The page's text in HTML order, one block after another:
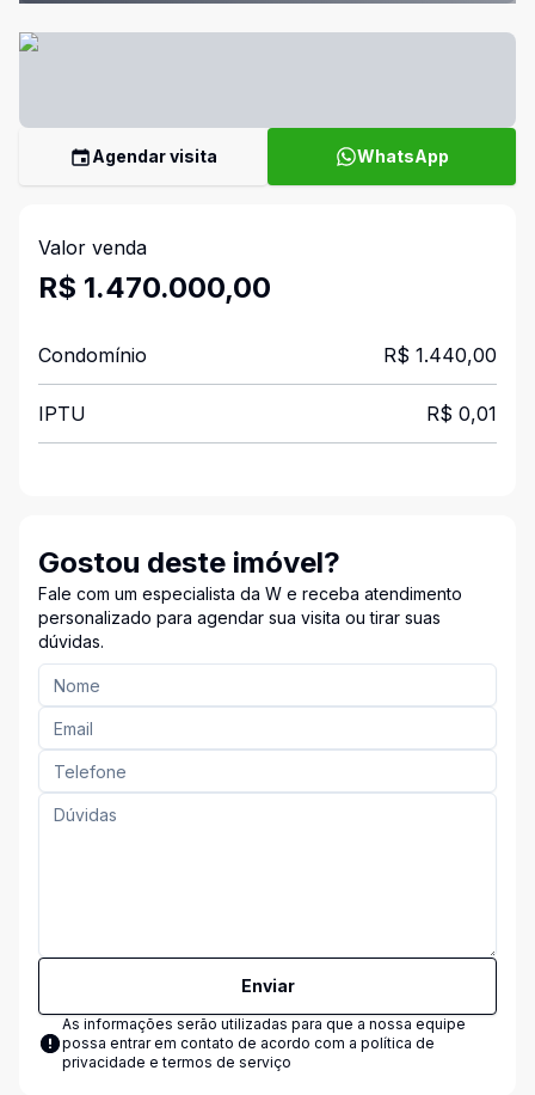
Agendar visita WhatsApp
Valor venda
R$ 1.470.000,00
Condomínio R$ 1.440,00
IPTU R$ 0,01
Gostou deste imóvel?
Fale com um especialista da W e receba atendimento
personalizado para agendar sua visita ou tirar suas
dúvidas.
Enviar
As informações serão utilizadas para que a nossa equipe
possa entrar em contato de acordo com a política de
privacidade e termos de serviço